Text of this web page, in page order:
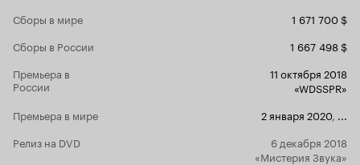
Сборы в мире
1 671 700 $
Сборы в России
1 667 498 $
Премьера в
России
11 октября 2018
«WDSSPR»
Премьера в мире
2 января 2020,
Релиз на DVD
6 декабря 2018
«Мистерия Звука»